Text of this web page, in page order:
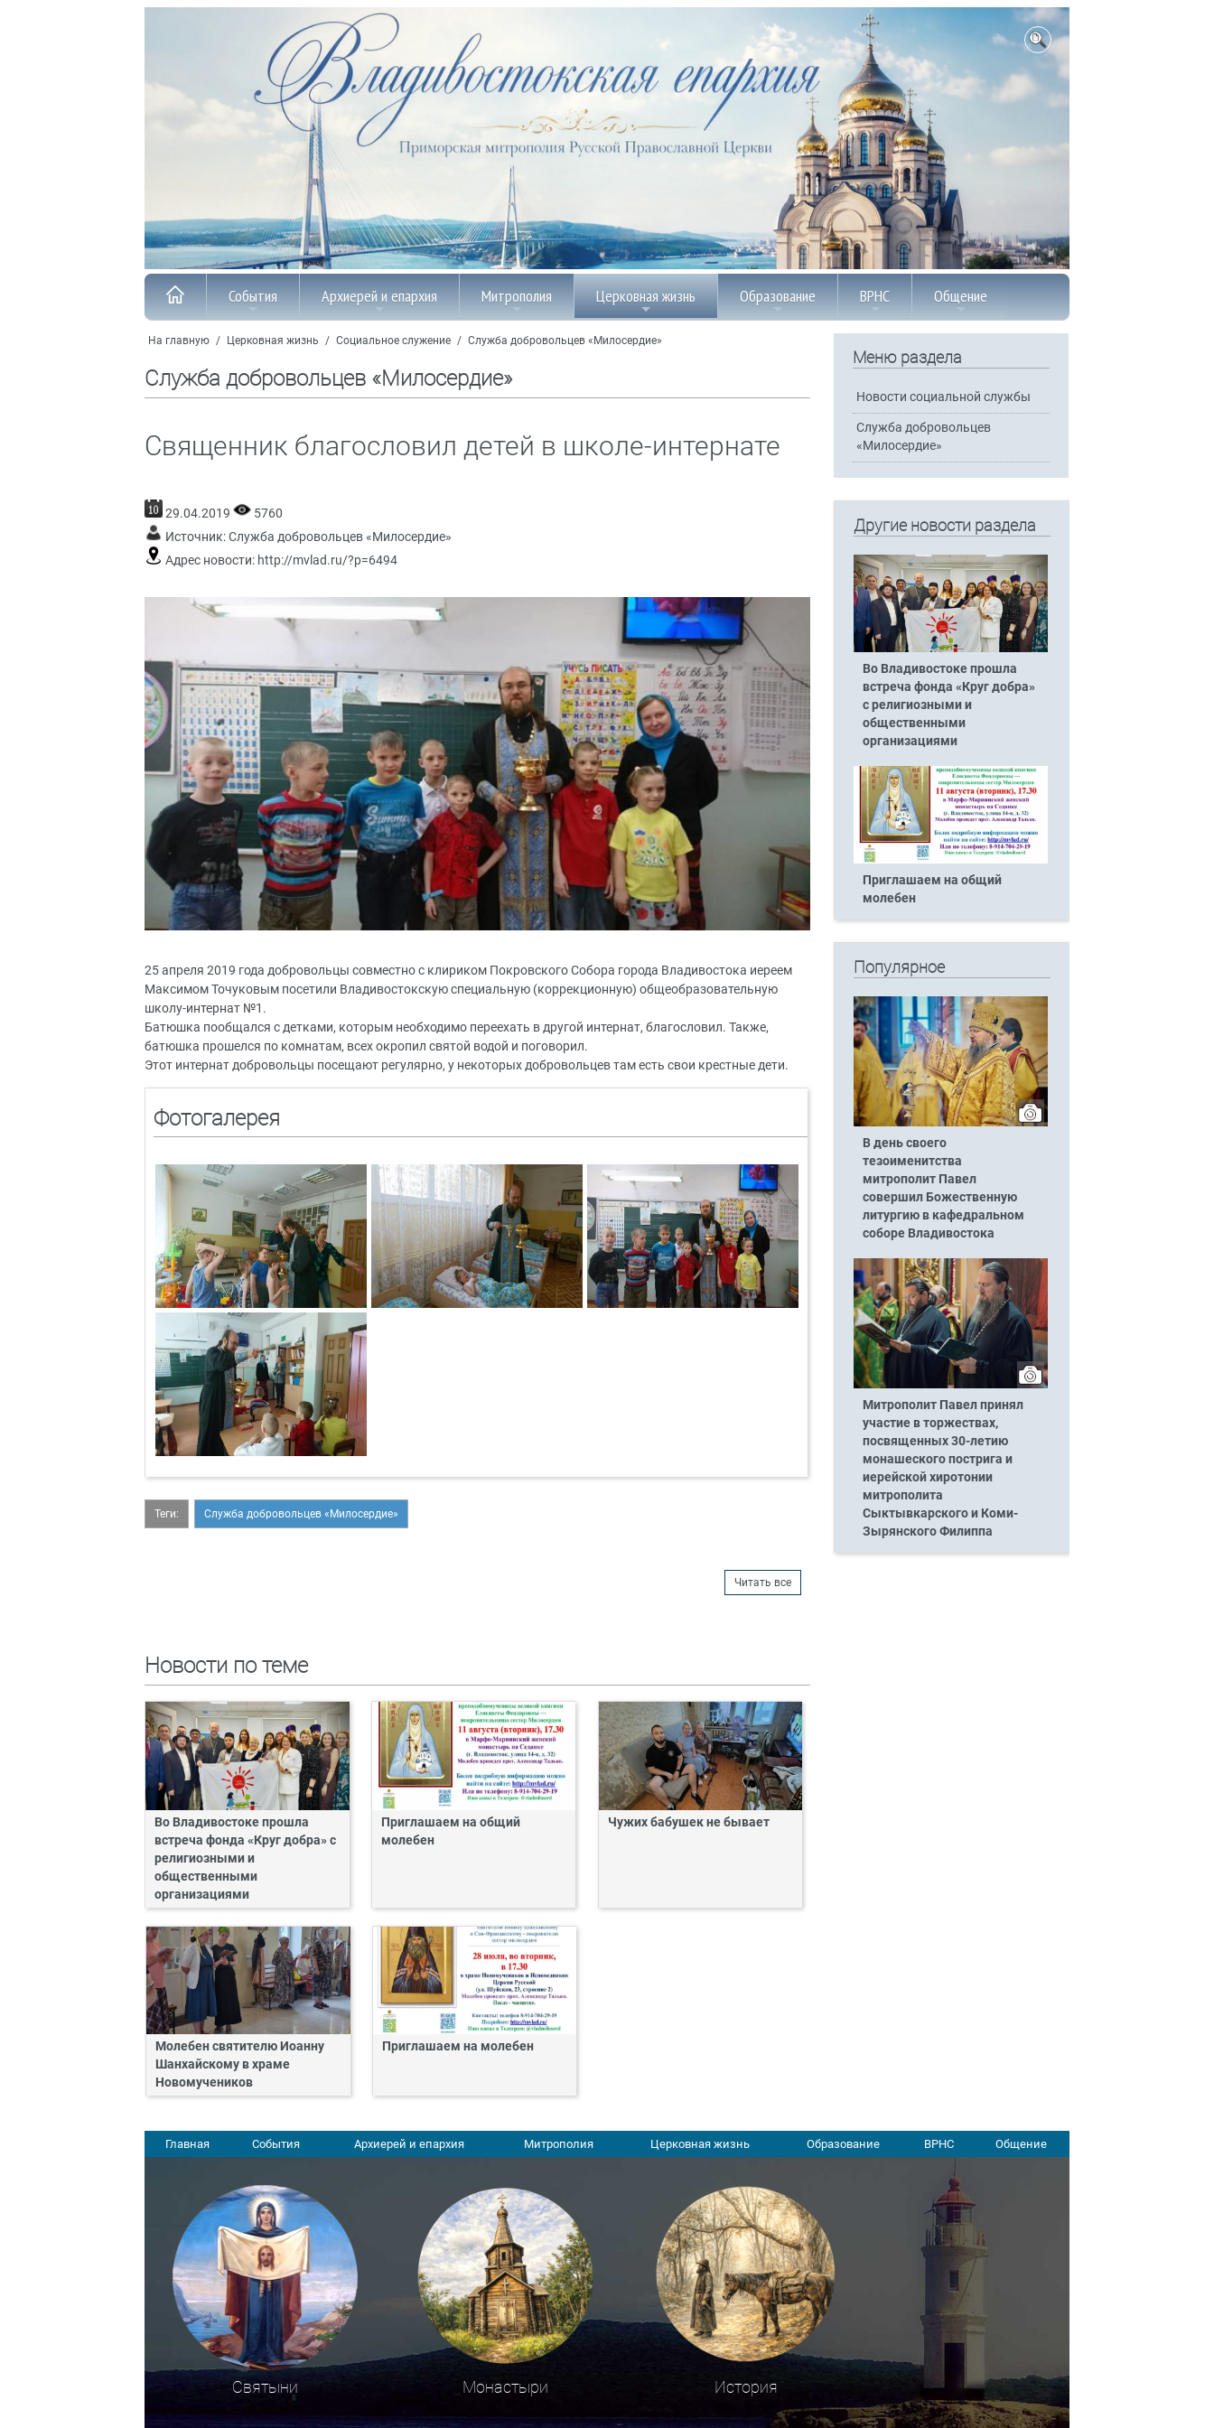
События Архиерей и епархия Митрополия Церковная жизнь Образование ВРНС Общение
На главную / Церковная жизнь / Социальное служение / Служба добровольцев «Милосердие»
Служба добровольцев «Милосердие»
Священник благословил детей в школе-интернате
29.04.2019
5760
Источник:Служба добровольцев «Милосердие»
Адрес новости: http://mvlad.ru/?p=6494
25 апреля 2019 года добровольцы совместно с клириком Покровского Собора города Владивостока иереем
Максимом Точуковым посетили Владивостокскую специальную (коррекционную) общеобразовательную
школу-интернат №1.
Батюшка пообщался с детками, которым необходимо переехать в другой интернат, благословил. Также,
батюшка прошелся по комнатам, всех окропил святой водой и поговорил.
Этот интернат добровольцы посещают регулярно, у некоторых добровольцев там есть свои крестные дети.
Фотогалерея
Теги: Служба добровольцев «Милосердие»
Читать все
Новости по теме
Во Владивостоке прошла
встреча фонда «Круг добра» с
религиозными и
общественными
организациями
Приглашаем на общий
молебен
Чужих бабушек не бывает
Молебен святителю Иоанну
Шанхайскому в храме
Новомучеников
Приглашаем на молебен
Меню раздела
Новости социальной службы
Служба добровольцев
«Милосердие»
Другие новости раздела
Во Владивостоке прошла
встреча фонда «Круг добра»
с религиозными и
общественными
организациями
Приглашаем на общий
молебен
Популярное
В день своего
тезоименитства
митрополит Павел
совершил Божественную
литургию в кафедральном
соборе Владивостока
Митрополит Павел принял
участие в торжествах,
посвященных 30-летию
монашеского пострига и
иерейской хиротонии
митрополита
Сыктывкарского и Коми-
Зырянского Филиппа
Главная События Архиерей и епархия Митрополия Церковная жизнь Образование ВРНС Общение
Святыни Монастыри История